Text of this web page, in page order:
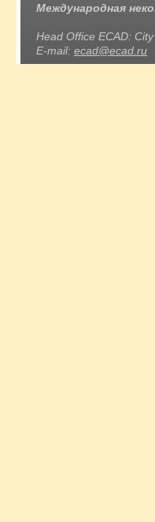
Международная
Head Office ECAD:
E-mail: ecad@ecad.ru